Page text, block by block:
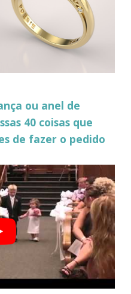
ou anel de
40 coisas que
de fazer o pedido